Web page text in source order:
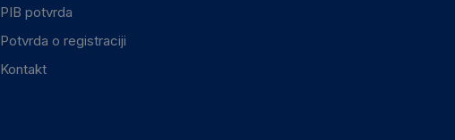
PIB potvrda
Potvrda o registraciji
Kontakt